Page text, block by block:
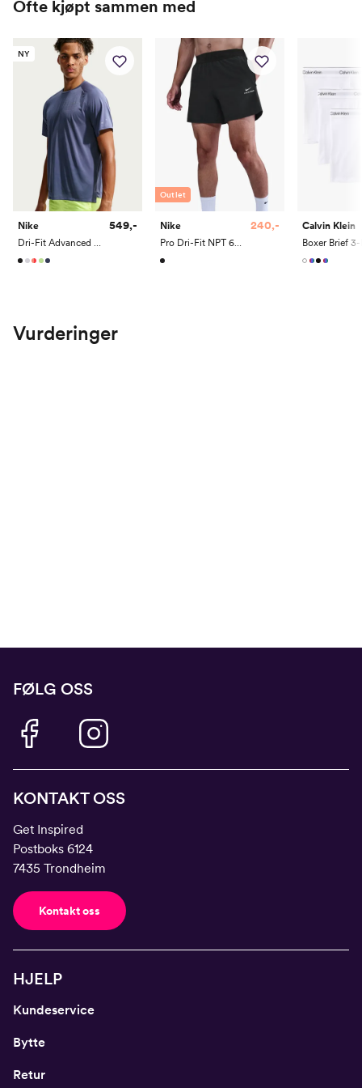
Ofte kjøpt sammen med
NY
Nike
Dri-Fit Advanced Stride Short Sleeve Top
549,-
Outlet
Nike
Pro Dri-Fit NPT 6" Shorts
240,-
Calvin Klein
Boxer Brief
Vurderinger
FØLG OSS
KONTAKT OSS
Get Inspired
Postboks 6124
7435 Trondheim
Kontakt oss
HJELP
Kundeservice
Bytte
Retur